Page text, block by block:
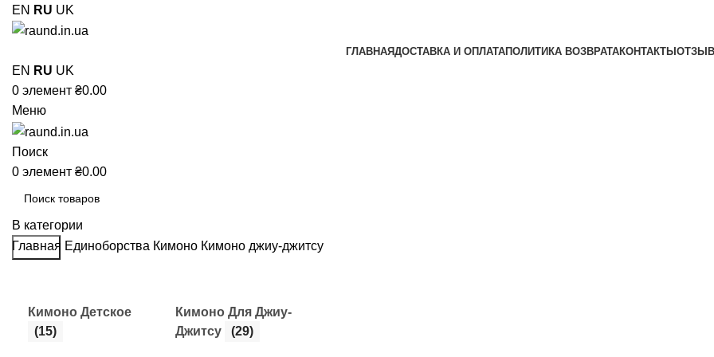
EN RU UK
ГЛАВНАЯДОСТАВКА И ОПЛАТАПОЛИТИКА ВОЗВРАТАКОНТАКТЫ
EN RU UK
0 элемент ₴0.00
Меню
Поиск
0 элемент ₴0.00
В категории
Поиск
Главная Единоборства Кимоно Кимоно джиу-джитсу
Кимоно Детское
(15)
Кимоно Для Джиу-
Джитсу
(29)